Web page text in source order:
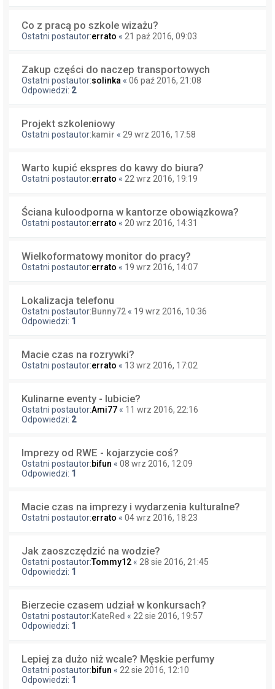
Co z pracą po szkole wizażu?
Ostatni postautor:errato « 21 paź 2016, 09:03
Zakup części do naczep transportowych
Ostatni postautor:solinka « 06 paź 2016, 21:08
Odpowiedzi: 2
Projekt szkoleniowy
Ostatni postautor:kamir « 29 wrz 2016, 17:58
Warto kupić ekspres do kawy do biura?
Ostatni postautor:errato « 22 wrz 2016, 19:19
Ściana kuloodporna w kantorze obowiązkowa?
Ostatni postautor:errato « 20 wrz 2016, 14:31
Wielkoformatowy monitor do pracy?
Ostatni postautor:errato « 19 wrz 2016, 14:07
Lokalizacja telefonu
Ostatni postautor:Bunny72 « 19 wrz 2016, 10:36
Odpowiedzi: 1
Macie czas na rozrywki?
Ostatni postautor:errato « 13 wrz 2016, 17:02
Kulinarne eventy - lubicie?
Ostatni postautor:Ami77 « 11 wrz 2016, 22:16
Odpowiedzi: 2
Imprezy od RWE - kojarzycie coś?
Ostatni postautor:bifun « 08 wrz 2016, 12:09
Odpowiedzi: 1
Macie czas na imprezy i wydarzenia kulturalne?
Ostatni postautor:errato « 04 wrz 2016, 18:23
Jak zaoszczędzić na wodzie?
Ostatni postautor:Tommy12 « 28 sie 2016, 21:45
Odpowiedzi: 1
Bierzecie czasem udział w konkursach?
Ostatni postautor:KateRed « 22 sie 2016, 19:57
Odpowiedzi: 1
Lepiej za dużo niż wcale? Męskie perfumy
Ostatni postautor:bifun « 22 sie 2016, 12:10
Odpowiedzi: 1